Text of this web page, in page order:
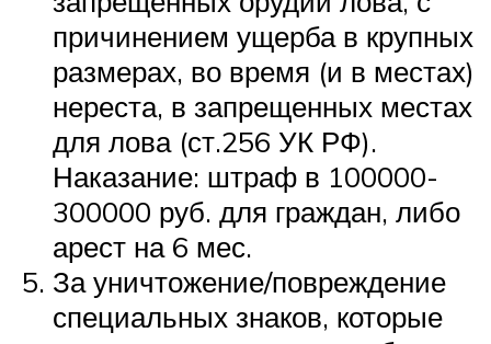
причинением ущерба в крупных
размерах, во время (и в местах)
нереста, в запрещенных местах
для лова (ст.256 УК РФ).
Наказание: штраф в 100000-
300000 руб. для граждан, либо
арест на 6 мес.
За уничтожение/повреждение
специальных знаков, которые